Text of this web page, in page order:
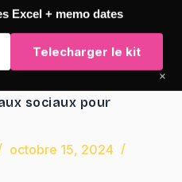
sociaux pour
octobre 15, 2024
Excel + memo dates
Telecharger le kit
×